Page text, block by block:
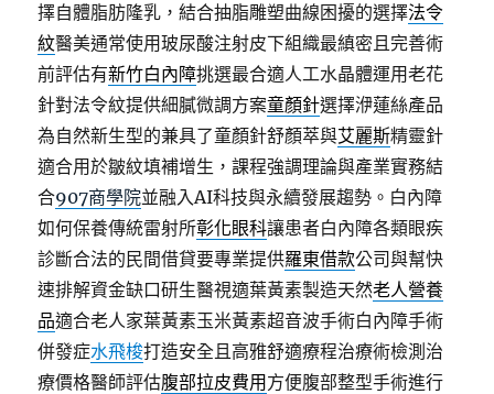
擇自體脂肪隆乳，結合抽脂雕塑曲線困擾的選擇法令
紋醫美通常使用玻尿酸注射皮下組織最縝密且完善術
前評估有新竹白內障挑選最合適人工水晶體運用老花
針對法令紋提供細膩微調方案童顏針選擇洢蓮絲產品
為自然新生型的兼具了童顏針舒顏萃與艾麗斯精靈針
適合用於皺紋填補增生，課程強調理論與產業實務結
合907商學院並融入AI科技與永續發展趨勢。白內障
如何保養傳統雷射所彰化眼科讓患者白內障各類眼疾
診斷合法的民間借貸要專業提供羅東借款公司與幫快
速排解資金缺口研生醫視適葉黃素製造天然老人營養
品適合老人家葉黃素玉米黃素超音波手術白內障手術
併發症水飛梭打造安全且高雅舒適療程治療術檢測治
療價格醫師評估腹部拉皮費用 方便腹部整型手術進行